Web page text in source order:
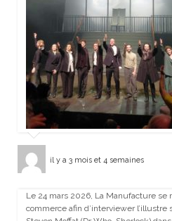
il y a 3 mois et 4 semaines
Le 24 mars 2026, La Manufacture se
commerce afin d’interviewer